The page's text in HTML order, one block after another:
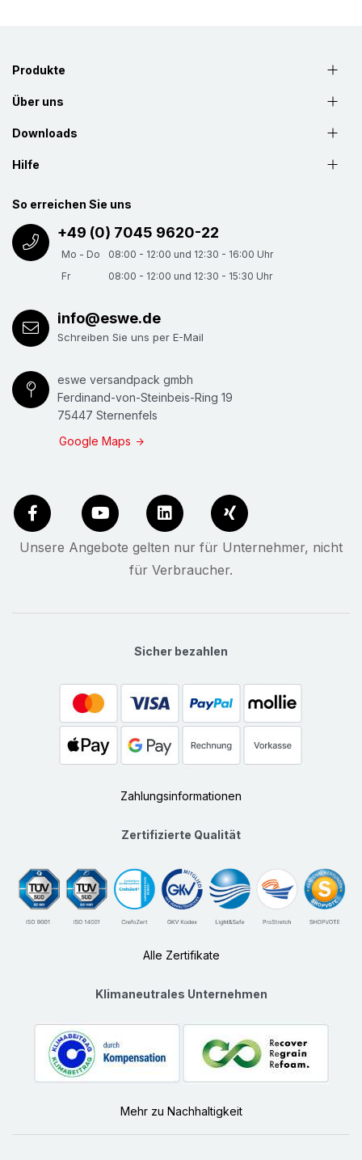
Produkte
Über uns
Downloads
Hilfe
So erreichen Sie uns
+49 (0) 7045 9620-22
Mo - Do
08:00 - 12:00 und 12:30 - 16:00 Uhr
Fr
08:00 - 12:00 und 12:30 - 15:30 Uhr
info@eswe.de
Schreiben Sie uns per E-Mail
eswe versandpack gmbh
Ferdinand-von-Steinbeis-Ring 19
75447 Sternenfels
Google Maps
Unsere Angebote gelten nur für Unternehmer, nicht
für Verbraucher.
Sicher bezahlen
Zahlungsinformationen
Zertifizierte Qualität
Alle Zertifikate
Klimaneutrales Unternehmen
Mehr zu Nachhaltigkeit